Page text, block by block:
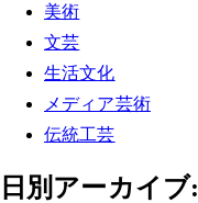
美術
文芸
生活文化
メディア芸術
伝統工芸
日別アーカイブ: